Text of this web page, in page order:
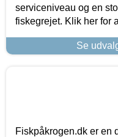
serviceniveau og en
fiskegrejet. Klik her for
Se
Fiskpåkrogen.dk er en